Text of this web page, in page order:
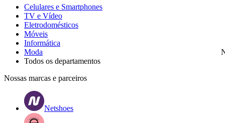
Celulares e Smartphones
TV e Vídeo
Eletrodomésticos
Móveis
Informática
Moda
Todos os departamentos
Nossas marcas e parceiros
Netshoes